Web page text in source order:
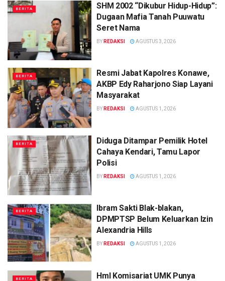
BERITA
SHM 2002 “Dikubur Hidup-Hidup”:
Dugaan Mafia Tanah Puuwatu
Seret Nama
BY REDAKSI AGUSTUS 3, 2026
BERITA
Resmi Jabat Kapolres Konawe,
AKBP Edy Raharjono Siap Layani
Masyarakat
BY REDAKSI AGUSTUS 1, 2026
BERITA
Diduga Ditampar Pemilik Hotel
Cahaya Kendari, Tamu Lapor
Polisi
BY REDAKSI AGUSTUS 1, 2026
BERITA
Ibram Sakti Blak-blakan,
DPMPTSP Belum Keluarkan Izin
Alexandria Hills
BY REDAKSI AGUSTUS 1, 2026
BERITA
HmI Komisariat UMK Punya